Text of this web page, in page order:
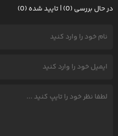
در حال بررسی (0) | تایید شده (0)